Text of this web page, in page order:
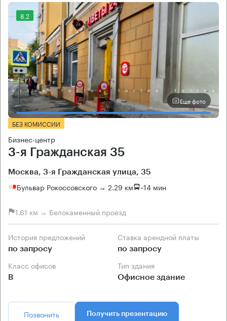
8.2
Еще фото
БЕЗ КОМИССИИ
Бизнес-центр
3-я Гражданская 35
Москва, 3-я Гражданская улица, 35
Бульвар Рокоссовского → 2.29 км ~14 мин
1.61 км → Белокаменный проезд
История предложений
по запросу
Ставка арендной платы
по запросу
Класс офисов
B
Тип здания
Офисное здание
Позвонить Получить презентацию